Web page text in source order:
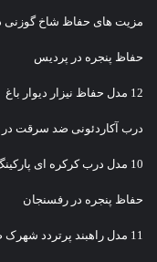
مزیت های حفاظ شاخ گوزنی
حفاظ پنجره در پردیس
12 مدل حفاظ نیزار دیوار باغ
درب آکاردئونی ضد سرقت
10 مدل درب کرکره ای پارکینگ اتوماتیک
حفاظ پنجره در رفسنجان
11 مدل راهبند پرتردد شهرک صنعتی